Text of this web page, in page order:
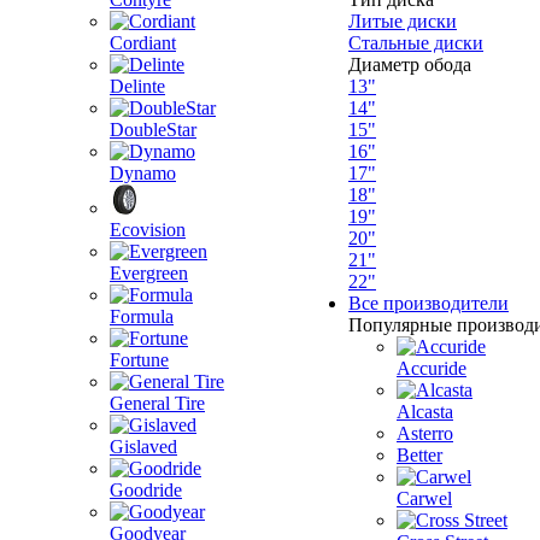
Cordiant
Delinte
DoubleStar
Dynamo
Ecovision
Evergreen
Formula
Fortune
General Tire
Gislaved
Goodride
Goodyear
Литые диски
Стальные диски
Диаметр обода
13"
14"
15"
16"
17"
18"
19"
20"
21"
22"
Все производители
Популярные
Accuride
Alcasta
Asterro
Better
Carwel